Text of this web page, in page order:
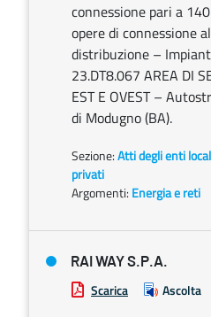
connessione pari a
opere di connessione
distribuzione –
23.DT8.067 AREA DI
EST E OVEST –
di Modugno (BA).
Sezione:Atti degli enti
privati
Argomenti: Energia e reti
RAI WAY S.P.A.
Scarica Ascolta